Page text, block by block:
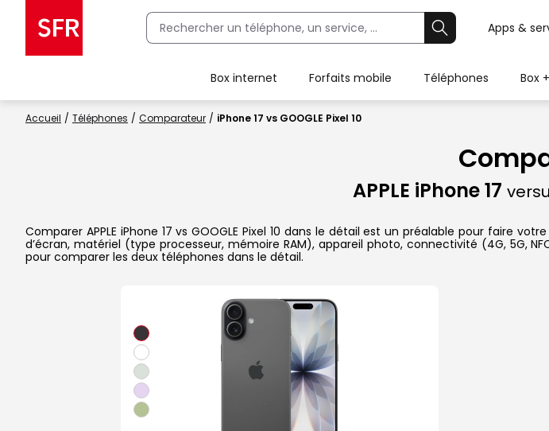
Apps &
Box internet Forfaits mobile Téléphones Box
Accueil Téléphones Comparateur iPhone 17 vs GOOGLE Pixel 10
APPLE iPhone 17
Comparer APPLE iPhone 17 vs GOOGLE Pixel 10 dans le détail est un préalable pour faire
d’écran, matériel (type processeur, mémoire RAM), appareil photo, connectivité (4G, 5G,
pour comparer les deux téléphones dans le détail.